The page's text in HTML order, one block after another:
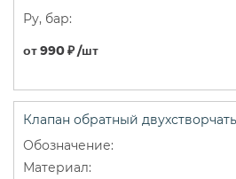
от 990 ₽ /шт
Клапан обратный